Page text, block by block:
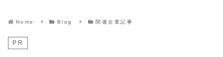
Home Blog 関連企業記事
PR